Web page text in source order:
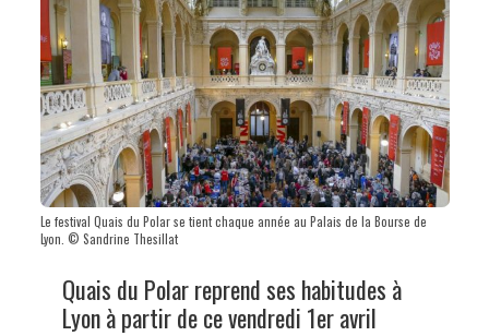
Le festival Quais du Polar se tient chaque année au Palais de la Bourse de
Lyon. © Sandrine Thesillat
Quais du Polar reprend ses habitudes à
Lyon à partir de ce vendredi 1er avril